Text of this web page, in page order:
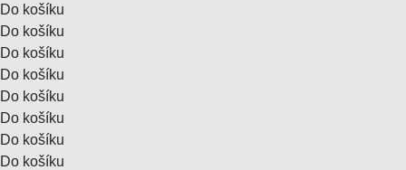
Do košíku
Do košíku
Do košíku
Do košíku
Do košíku
Do košíku
Do košíku
Do košíku